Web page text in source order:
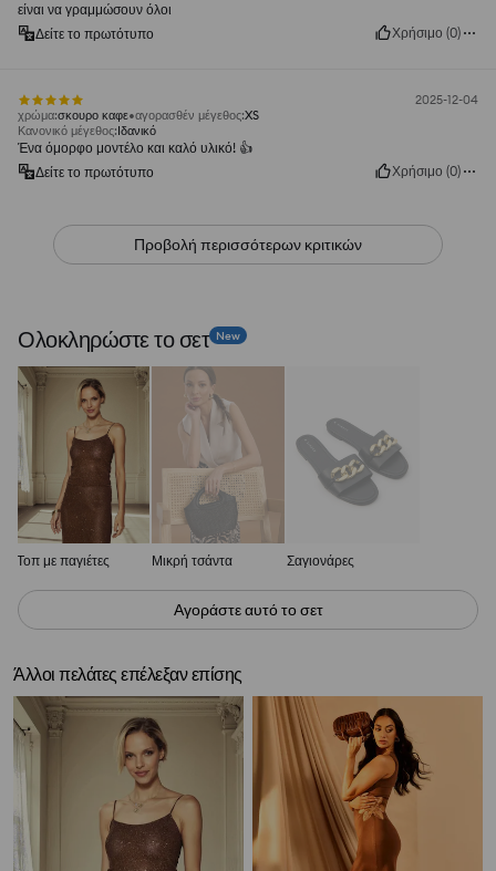
είναι να γραμμώσουν όλοι
Δείτε το πρωτότυπο
Χρήσιμο (0)
2025-12-04
χρώμα:σκουρο καφε αγορασθέν μέγεθος:XS
Κανονικό μέγεθος:Ιδανικό
Ένα όμορφο μοντέλο και καλό υλικό! 👍️
Δείτε το πρωτότυπο
Χρήσιμο (0)
Προβολή περισσότερων κριτικών
Ολοκληρώστε το σετ New
Τοπ με παγιέτες Μικρή τσάντα Σαγιονάρες
Αγοράστε αυτό το σετ
Άλλοι πελάτες επέλεξαν επίσης